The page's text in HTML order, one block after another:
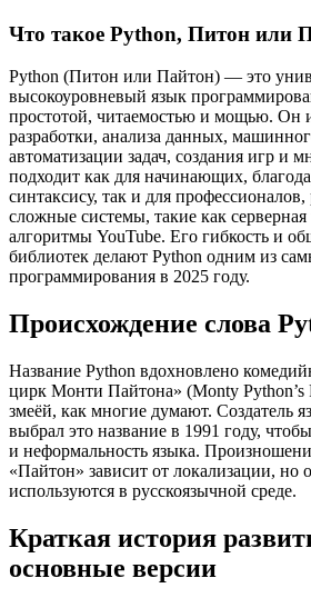
Что такое Python, Питон или
Python (Питон или Пайтон) — это
высокоуровневый язык
простотой, читаемостью и мощью. Он
разработки, анализа данных,
автоматизации задач, создания игр и
подходит как для начинающих,
синтаксису, так и для
сложные системы, такие как серверная
алгоритмы YouTube. Его гибкость и
библиотек делают Python одним из
программирования в 2025 году.
Происхождение слова
Название Python вдохновлено
цирк Монти Пайтона» (Monty Python’s
змеёй, как многие думают. Создатель
выбрал это название в 1991 году,
и неформальность языка.
«Пайтон» зависит от локализации, но
используются в русскоязычной среде.
Краткая история
основные версии